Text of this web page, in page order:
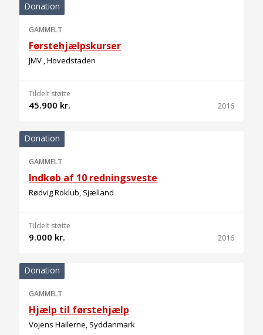
Donation
GAMMELT
Førstehjælpskurser
JMV , Hovedstaden
Tildelt støtte
45.900 kr. 2016
Donation
GAMMELT
Indkøb af 10 redningsveste
Rødvig Roklub, Sjælland
Tildelt støtte
9.000 kr. 2016
Donation
GAMMELT
Hjælp til førstehjælp
Vojens Hallerne, Syddanmark